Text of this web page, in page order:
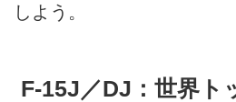
しよう。
F-15J／DJ：世界ト